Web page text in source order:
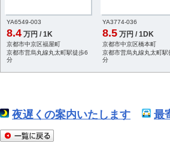
YA6549-003
8.4 万円 / 1K
京都市中京区福屋町
京都市営烏丸線丸太町駅徒歩6
分
YA3774-036
8.5 万円 / 1DK
京都市中京区橋本町
京都市営烏丸線丸太町駅
分
夜遅くの案内いたします 最